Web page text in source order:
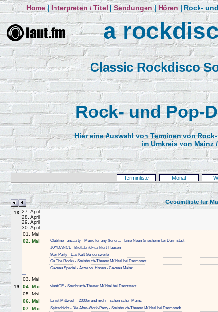
Home| Interpreten / Titel | Sendungen| Hören | Rock-
a
by
Classic Rockdisco
Rock- und Pop-
Hier eine Auswahl von Terminen von
im Umkreis von Mainz
Terminliste Monat
Gesamtliste für
18 27. April
28. April
29. April
30. April
01. Mai
02. Mai
Clubline Tanzparty - Music for any Gener... - Linie Neun Griesheim bei Darmstadt
JOYDANCE - Brotfabrik Frankfurt-Hausen
90er Party - Das Kult Gundersweiler
On The Rocks - Steinbruch-Theater Mühltal bei Darmstadt
Caveau Special - Ärzte vs. Hosen - Caveau Mainz
....
03. Mai
19
04. Mai vintAGE - Steinbruch-Theater Mühltal bei Darmstadt
05. Mai
06. Mai
Es ist Mittwoch - 2000er und mehr - schon schön Mainz
07. Mai
Spätschicht - Die After-Work-Party - Steinbruch-Theater Mühltal bei Darmstadt